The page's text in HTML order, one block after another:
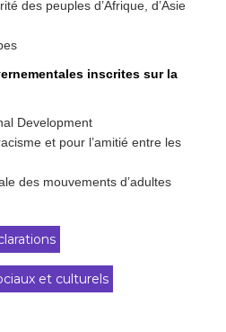
des peuples d’Afrique, d’Asie
inscrites sur la
Development
et pour l’amitié entre les
des mouvements d’adultes
et culturels